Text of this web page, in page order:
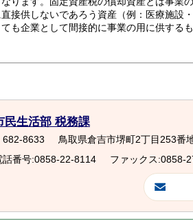
接供しないであろう資産（例：医療施設
も企業として間接的に事業の用に供する
民生活部 税務課
682-8633
鳥取県倉吉市堺町2丁目253番
話番号:0858-22-8114
ファックス:0858-